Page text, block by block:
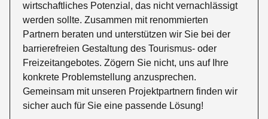
wirtschaftliches Potenzial, das nicht vernachlässigt
werden sollte. Zusammen mit renommierten
Partnern beraten und unterstützen wir Sie bei der
barrierefreien Gestaltung des Tourismus- oder
Freizeitangebotes. Zögern Sie nicht, uns auf Ihre
konkrete Problemstellung anzusprechen.
Gemeinsam mit unseren Projektpartnern finden wir
sicher auch für Sie eine passende Lösung!